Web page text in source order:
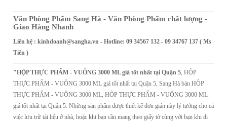
Văn Phòng Phẩm Sang Hà - Văn Phòng Phẩm chất lượng -
Giao Hàng Nhanh
Liên hệ : kinhdoanh@sangha.vn - Hotline: 09 34567 132 - 09 34767 137 ( Ms
Tiên )
"HỘP THỰC PHẨM - VUÔNG 3000 ML giá tốt nhất tại Quận 5 , HỘP
THỰC PHẨM - VUÔNG 3000 ML giá tốt nhất tại Quận 5, Sang Hà bán HỘP
THỰC PHẨM - VUÔNG 3000 ML, HỘP THỰC PHẨM - VUÔNG 3000 ML
giá tốt nhất tại Quận 5. Những sản phẩm được thiết kế đơn giản này lý tưởng cho cả
việc lưu trữ tài liệu ở nhà, hoặc khi bạn cần mang theo giấy tờ cùng với bạn khi đi